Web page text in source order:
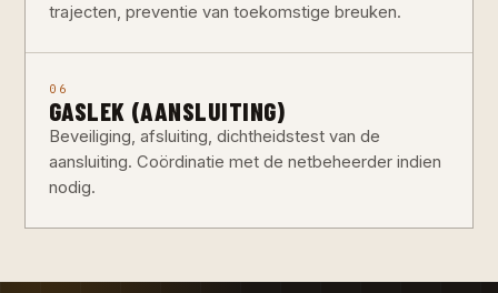
trajecten, preventie van toekomstige breuken.
06
GASLEK (AANSLUITING)
Beveiliging, afsluiting, dichtheidstest van de
aansluiting. Coördinatie met de netbeheerder indien
nodig.